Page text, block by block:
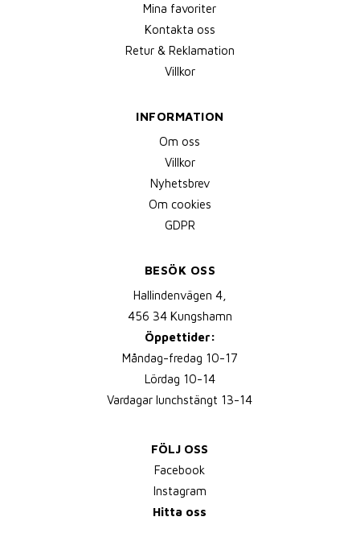
Mina favoriter
Kontakta oss
Retur & Reklamation
Villkor
INFORMATION
Om oss
Villkor
Nyhetsbrev
Om cookies
GDPR
BESÖK OSS
Hallindenvägen 4,
456 34 Kungshamn
Öppettider:
Måndag-fredag 10-17
Lördag 10-14
Vardagar lunchstängt 13-14
FÖLJ OSS
Facebook
Instagram
Hitta oss